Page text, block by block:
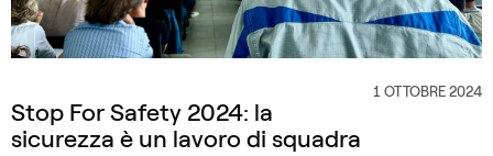
1 OTTOBRE 2024
Stop For Safety 2024: la
sicurezza è un lavoro di squadra